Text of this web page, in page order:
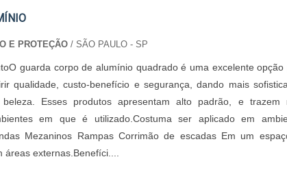
E PROTEÇÃO/ SÃO PAULO - SP
guarda corpo de alumínio quadrado é uma excelente opção
qualidade, custo-benefício e segurança, dando mais
Esses produtos apresentam alto padrão, e trazem
em que é utilizado.Costuma ser aplicado em
Mezaninos Rampas Corrimão de escadas Em um
externas.Benefíci....